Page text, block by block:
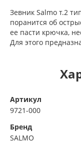
Зевник Salmo т.2
поранится об
ее пасти крючка,
Для этого
Артикул
9721-000
Бренд
SALMO